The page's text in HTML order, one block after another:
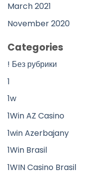
March 2021
November 2020
Categories
! Без рубрики
1
1w
1Win AZ Casino
1win Azerbajany
1Win Brasil
1WIN Casino Brasil